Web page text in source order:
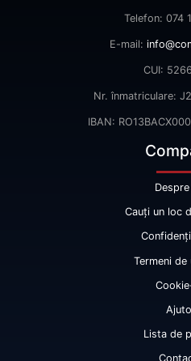
Telefon: 074
E-mail:
CUI:
Nr. înmatriculare:
IBAN:
Cauți un loc
Termeni de
Lista de